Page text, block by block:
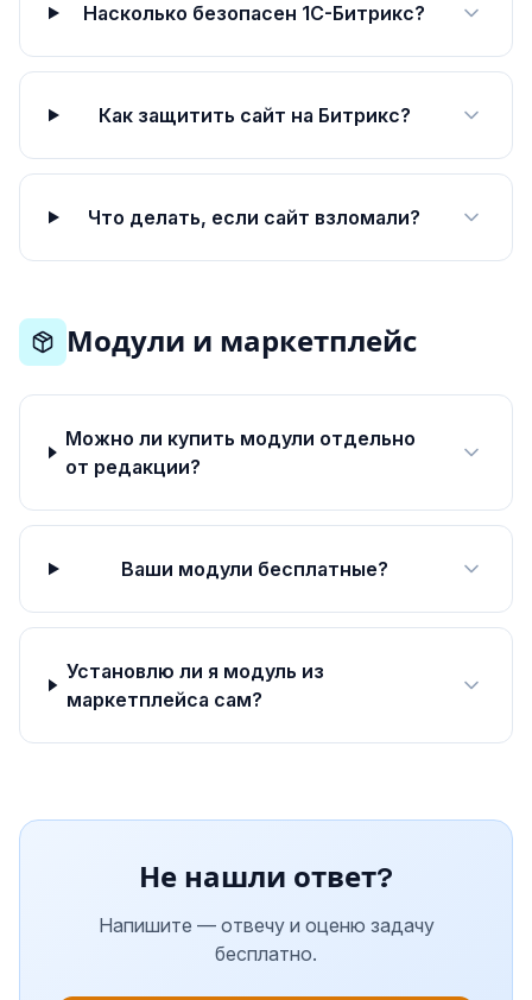
Насколько безопасен 1С-Битрикс?
Как защитить сайт на Битрикс?
Что делать, если сайт взломали?
Модули и маркетплейс
Можно ли купить модули отдельно
от редакции?
Ваши модули бесплатные?
Установлю ли я модуль из
маркетплейса сам?
Не нашли ответ?
Напишите — отвечу и оценю задачу
бесплатно.